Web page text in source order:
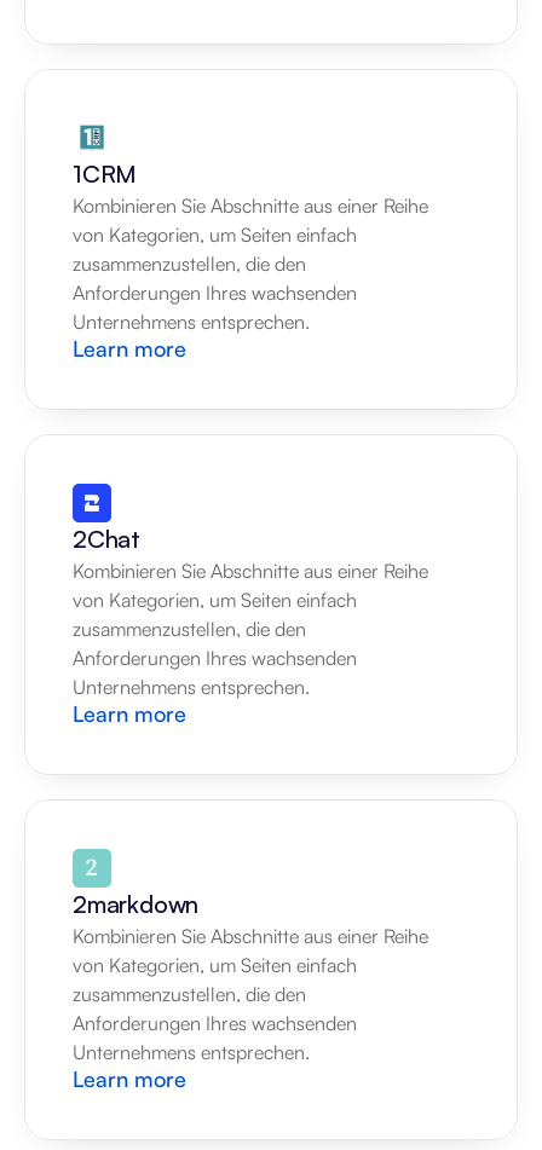
1CRM
Kombinieren Sie Abschnitte aus einer Reihe
von Kategorien, um Seiten einfach
zusammenzustellen, die den
Anforderungen Ihres wachsenden
Unternehmens entsprechen.
Learn more
2Chat
Kombinieren Sie Abschnitte aus einer Reihe
von Kategorien, um Seiten einfach
zusammenzustellen, die den
Anforderungen Ihres wachsenden
Unternehmens entsprechen.
Learn more
2markdown
Kombinieren Sie Abschnitte aus einer Reihe
von Kategorien, um Seiten einfach
zusammenzustellen, die den
Anforderungen Ihres wachsenden
Unternehmens entsprechen.
Learn more